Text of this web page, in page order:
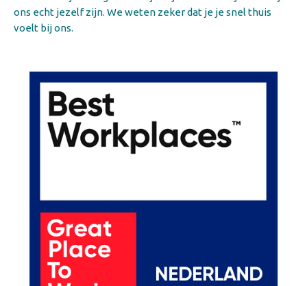
ons echt jezelf zijn. We weten zeker dat je je snel thuis
voelt bij ons.